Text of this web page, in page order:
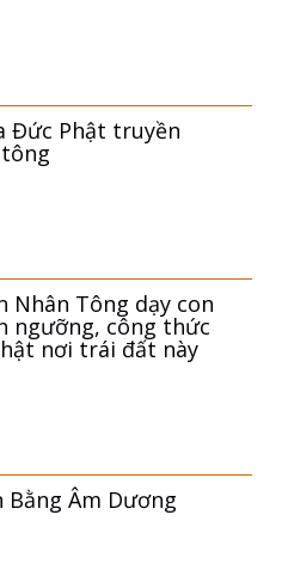
đạo của 36 Vị tổ
- Trung Hoa -
tông
Đức Phật truyền